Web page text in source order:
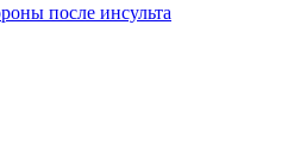
после инсульта